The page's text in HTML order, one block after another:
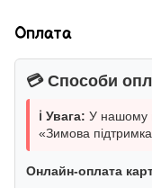
Оплата
💳 Способи
ℹ️ Увага: У нашому
«Зимова
Онлайн-оплата